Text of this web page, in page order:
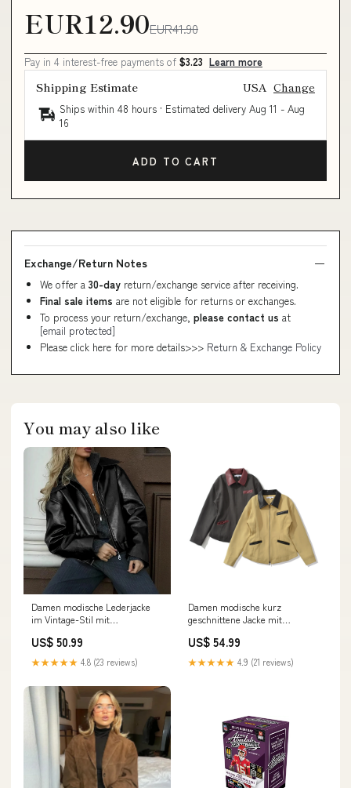
EUR12.90EUR41.90
Pay in 4 interest-free payments of $3.23 Learn more
Shipping Estimate USA Change
Ships within 48 hours · Estimated delivery Aug 11 - Aug
16
ADD TO CART
Exchange/Return Notes
We offer a 30-day return/exchange service after receiving.
Final sale items are not eligible for returns or exchanges.
To process your return/exchange, please contact us at
[email protected]
Please click here for more details>>> Return & Exchange Policy
You may also like
Damen modische Lederjacke
im Vintage-Stil mit
winter sweater
US$ 50.99
★★★★★ 4.8 (23 reviews)
Damen modische kurz
geschnittene Jacke mit
US$ 54.99
★★★★★ 4.9 (21 reviews)